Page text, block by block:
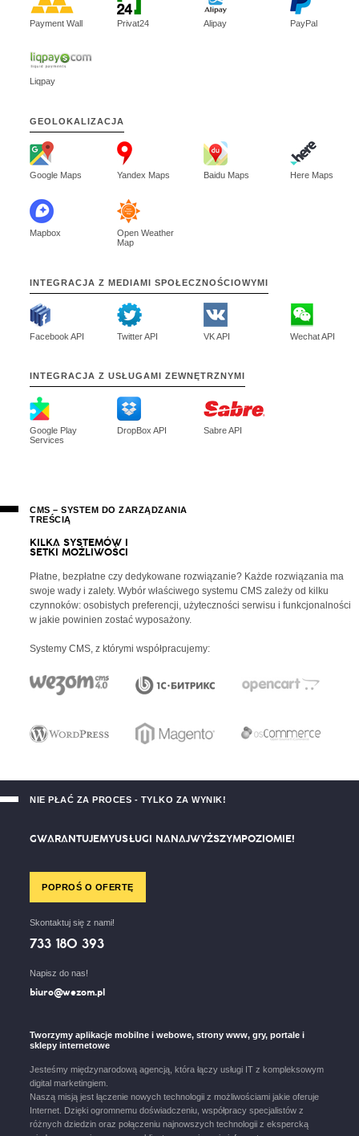
Payment Wall Privat24 Alipay PayPal
Liqpay
GEOLOKALIZACJA
Google Maps Yandex Maps Baidu Maps Here Maps
Mapbox
Open Weather
Map
INTEGRACJAZ MEDIAMISPOŁECZNOŚCIOWYMI
Facebook API Twitter API VK API Wechat API
INTEGRACJAZ USŁUGAMIZEWNĘTRZNYMI
Google Play
Services
DropBox API Sabre API
CMS – SYSTEM DO ZARZĄDZANIA
TREŚCIĄ
KILKA SYSTEMÓW I
SETKI MOŻLIWOŚCI
Płatne, bezpłatne czy dedykowane rozwiązanie? Każde rozwiązania ma
swoje wady i zalety. Wybór właściwego systemu CMS zależy od kilku
czynnoków: osobistych preferencji, użyteczności serwisu i funkcjonalności
w jakie powinien zostać wyposażony.
Systemy CMS, z którymi współpracujemy:
NIE PŁAĆ ZA PROCES - TYLKO ZA WYNIK!
GWARANTUJEMYUSŁUGI NANAJWYŻSZYMPOZIOMIE!
POPROŚ O OFERTĘ
Skontaktuj się z nami!
733 180 393
Napisz do nas!
biuro@wezom.pl
Tworzymy aplikacje mobilne i webowe, strony www, gry, portale i
sklepy internetowe
Jesteśmy międzynarodową agencją, która łączy usługi IT z kompleksowym
digital marketingiem.
Naszą misją jest łączenie nowych technologii z możliwościami jakie oferuje
Internet. Dzięki ogromnemu doświadczeniu, współpracy specjalistów z
różnych dziedzin oraz połączeniu najnowszych technologii z ekspercką